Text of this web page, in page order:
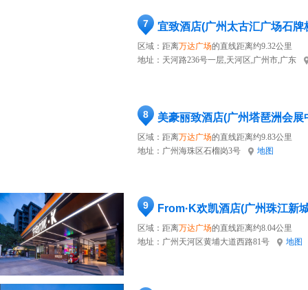
7 宜致酒店(广州太古汇广场石牌
区域：距离万达广场的直线距离约9.32公里
地址： 天河路236号一层,天河区,广州市,广东
8 美豪丽致酒店(广州塔琶洲会展
区域：距离万达广场的直线距离约9.83公里
地址： 广州海珠区石榴岗3号 地图
9 From·K欢凯酒店(广州珠江新
区域：距离万达广场的直线距离约8.04公里
地址： 广州天河区黄埔大道西路81号 地图